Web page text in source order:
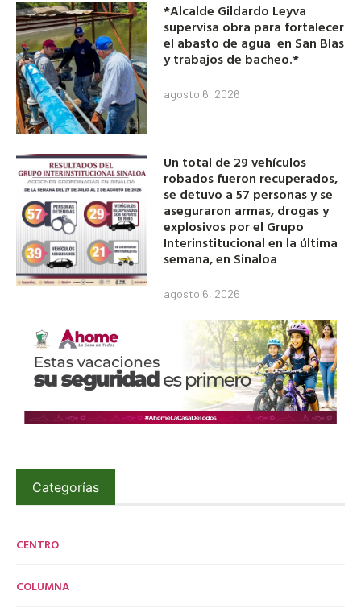
*Alcalde Gildardo Leyva
supervisa obra para fortalecer
el abasto de agua en San Blas
y trabajos de bacheo.*
agosto 6, 2026
Un total de 29 vehículos
robados fueron recuperados,
se detuvo a 57 personas y se
aseguraron armas, drogas y
explosivos por el Grupo
Interinstitucional en la última
semana, en Sinaloa
agosto 6, 2026
Categorías
CENTRO
COLUMNA